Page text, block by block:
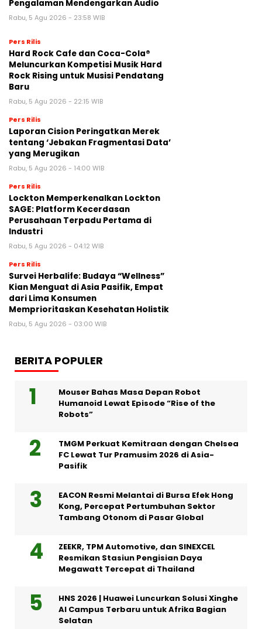
Pengalaman Mendengarkan Audio
Rabu, 5 Agu 2026 - 23:58 WIB
Pers Rilis
Hard Rock Cafe dan Coca-Cola®
Meluncurkan Kompetisi Musik Hard
Rock Rising untuk Musisi Pendatang
Baru
Rabu, 5 Agu 2026 - 22:15 WIB
Pers Rilis
Laporan Cision Peringatkan Merek
tentang ‘Jebakan Fragmentasi Data’
yang Merugikan
Rabu, 5 Agu 2026 - 14:00 WIB
Pers Rilis
Lockton Memperkenalkan Lockton
SAGE: Platform Kecerdasan
Perusahaan Terpadu Pertama di
Industri
Rabu, 5 Agu 2026 - 04:12 WIB
Pers Rilis
Survei Herbalife: Budaya “Wellness”
Kian Menguat di Asia Pasifik, Empat
dari Lima Konsumen
Memprioritaskan Kesehatan Holistik
Rabu, 5 Agu 2026 - 03:00 WIB
BERITA POPULER
Mouser Bahas Masa Depan Robot
Humanoid Lewat Episode “Rise of the
Robots”
TMGM Perkuat Kemitraan dengan Chelsea
FC Lewat Tur Pramusim 2026 di Asia-
Pasifik
EACON Resmi Melantai di Bursa Efek Hong
Kong, Percepat Pertumbuhan Sektor
Tambang Otonom di Pasar Global
ZEEKR, TPM Automotive, dan SINEXCEL
Resmikan Stasiun Pengisian Daya
Megawatt Tercepat di Thailand
HNS 2026 | Huawei Luncurkan Solusi Xinghe
AI Campus Terbaru untuk Afrika Bagian
Selatan